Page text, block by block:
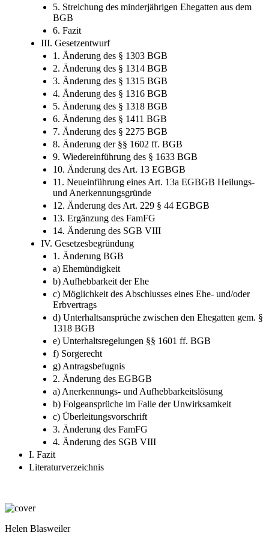
5. Streichung des minderjährigen Ehegatten aus dem
BGB
6. Fazit
III. Gesetzentwurf
1. Änderung des § 1303 BGB
2. Änderung des § 1314 BGB
3. Änderung des § 1315 BGB
4. Änderung des § 1316 BGB
5. Änderung des § 1318 BGB
6. Änderung des § 1411 BGB
7. Änderung des § 2275 BGB
8. Änderung der §§ 1602 ff. BGB
9. Wiedereinführung des § 1633 BGB
10. Änderung des Art. 13 EGBGB
11. Neueinführung eines Art. 13a EGBGB Heilungs-
und Anerkennungsgründe
12. Änderung des Art. 229 § 44 EGBGB
13. Ergänzung des FamFG
14. Änderung des SGB VIII
IV. Gesetzesbegründung
1. Änderung BGB
a) Ehemündigkeit
b) Aufhebbarkeit der Ehe
c) Möglichkeit des Abschlusses eines Ehe- und/oder
Erbvertrags
d) Unterhaltsansprüche zwischen den Ehegatten gem. §
1318 BGB
e) Unterhaltsregelungen §§ 1601 ff. BGB
f) Sorgerecht
g) Antragsbefugnis
2. Änderung des EGBGB
a) Anerkennungs- und Aufhebbarkeitslösung
b) Folgeansprüche im Falle der Unwirksamkeit
c) Überleitungsvorschrift
3. Änderung des FamFG
4. Änderung des SGB VIII
I. Fazit
Literaturverzeichnis
Helen Blasweiler